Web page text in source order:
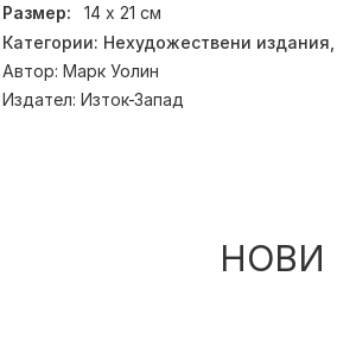
Размер:
14 х 21 см
Категории: Нехудожествени издания,
Автор: Марк Уолин
Издател: Изток-Запад
НОВИ